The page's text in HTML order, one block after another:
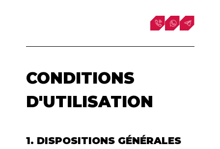
CONDITIONS
D'UTILISATION
1. DISPOSITIONS GÉNÉRALES